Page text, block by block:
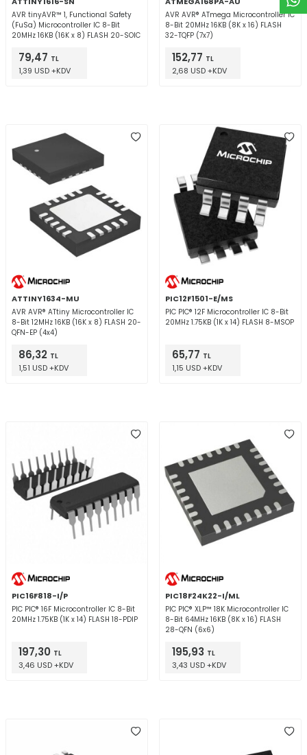
AVR tinyAVR™ 1, Functional Safety
(FuSa) Microcontroller IC 8-Bit
20MHz 16KB (16K x 8) FLASH 20-SOIC
79,47 TL
1,39 USD +KDV
AVR AVR® ATmega Microcontroller IC
8-Bit 20MHz 16KB (8K x 16) FLASH
32-TQFP (7x7)
152,77 TL
2,68 USD +KDV
ATTINY1634-MU
AVR AVR® ATtiny Microcontroller IC
8-Bit 12MHz 16KB (16K x 8) FLASH 20-
QFN-EP (4x4)
86,32 TL
1,51 USD +KDV
PIC12F1501-E/MS
PIC PIC® 12F Microcontroller IC 8-Bit
20MHz 1.75KB (1K x 14) FLASH 8-MSOP
65,77 TL
1,15 USD +KDV
PIC16F818-I/P
PIC PIC® 16F Microcontroller IC 8-Bit
20MHz 1.75KB (1K x 14) FLASH 18-PDIP
197,30 TL
3,46 USD +KDV
PIC18F24K22-I/ML
PIC PIC® XLP™ 18K Microcontroller IC
8-Bit 64MHz 16KB (8K x 16) FLASH
28-QFN (6x6)
195,93 TL
3,43 USD +KDV